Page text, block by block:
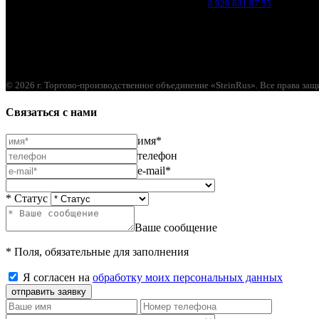
8 920 831 87 55
© 2026 г. Торгово-производственное объединение «SteinRus». Все права
Связаться с нами
имя*
телефон
e-mail*
* Статус
Ваше сообщение
* Поля, обязательные для заполнения
Я согласен на обработку моих персональных данных
отправить заявку